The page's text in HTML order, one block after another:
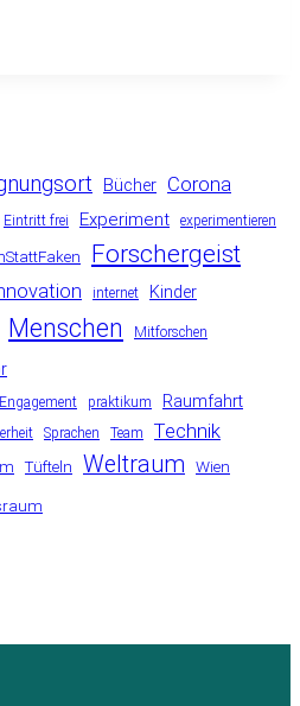
Bücher Corona
Eintritt frei Experiment experimentieren
Forschergeist
internet Kinder
Menschen Mitforschen
praktikum Raumfahrt
Sprachen Team Technik
Tüfteln Weltraum Wien